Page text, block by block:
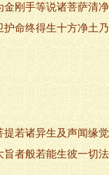
刚手等说诸菩萨清
命终得生十方净土
若诸异生及声闻缘
者般若能生彼一切